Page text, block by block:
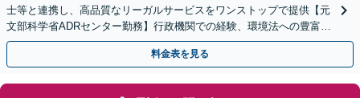
士等と連携し、高品質なリーガルサービスをワンストップで提供【元
文部科学省ADRセンター勤務】行政機関での経験、環境法への豊富な
知識を活かし、事業者さまの抱える問題を解決へ導きます
料金表を見る